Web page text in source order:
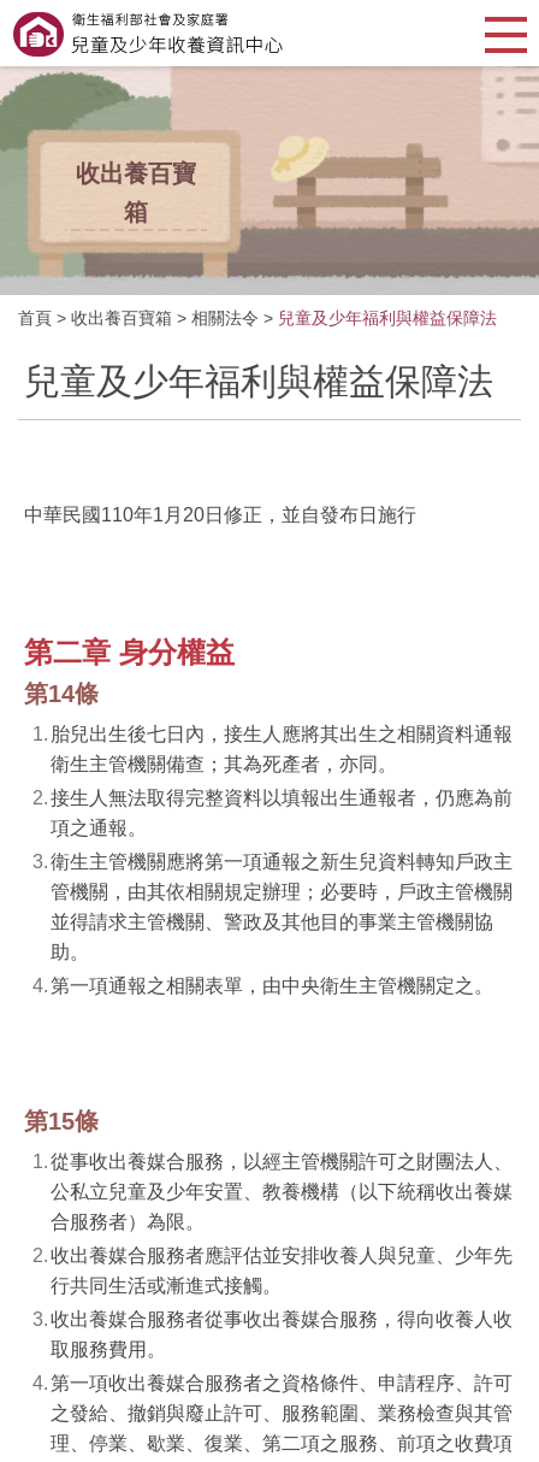
收出養百寶
箱
首頁 > 收出養百寶箱 > 相關法令 > 兒童及少年福利與權益保障法
兒童及少年福利與權益保障法
中華民國110年1月20日修正，並自發布日施行
第二章 身分權益
第14條
胎兒出生後七日內，接生人應將其出生之相關資料通報
衛生主管機關備查；其為死產者，亦同。
接生人無法取得完整資料以填報出生通報者，仍應為前
項之通報。
衛生主管機關應將第一項通報之新生兒資料轉知戶政主
管機關，由其依相關規定辦理；必要時，戶政主管機關
並得請求主管機關、警政及其他目的事業主管機關協
助。
第一項通報之相關表單，由中央衛生主管機關定之。
第15條
從事收出養媒合服務，以經主管機關許可之財團法人、
公私立兒童及少年安置、教養機構（以下統稱收出養媒
合服務者）為限。
收出養媒合服務者應評估並安排收養人與兒童、少年先
行共同生活或漸進式接觸。
收出養媒合服務者從事收出養媒合服務，得向收養人收
取服務費用。
第一項收出養媒合服務者之資格條件、申請程序、許可
之發給、撤銷與廢止許可、服務範圍、業務檢查與其管
理、停業、歇業、復業、第二項之服務、前項之收費項